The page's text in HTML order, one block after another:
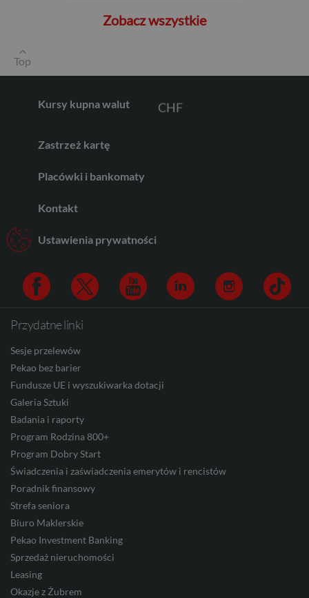
Top
Zobacz wszystkie
Kursy kupna walut CHF
CAD
JPY
Zastrzeż kartę
Placówki i bankomaty
Kontakt
Ustawienia prywatności
Facebook
Przydatne linki
Sesje przelewów
Pekao bez barier
Fundusze UE i wyszukiwarka dotacji
Galeria Sztuki
Badania i raporty
Program Rodzina 800+
Program Dobry Start
Świadczenia i zaświadczenia emerytów i rencistów
Poradnik finansowy
Strefa seniora
Biuro Maklerskie
Pekao Investment Banking
Sprzedaż nieruchomości
Leasing
Okazje z Żubrem